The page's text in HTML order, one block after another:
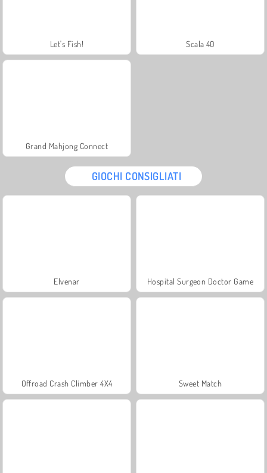
Let's Fish! Scala 40
Grand Mahjong Connect
GIOCHI CONSIGLIATI
Elvenar Hospital Surgeon Doctor Game
Offroad Crash Climber 4X4 Sweet Match